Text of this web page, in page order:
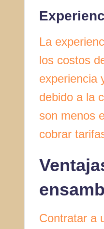
La
los costos
experiencia
debido a la
son menos
cobrar
Contratar a